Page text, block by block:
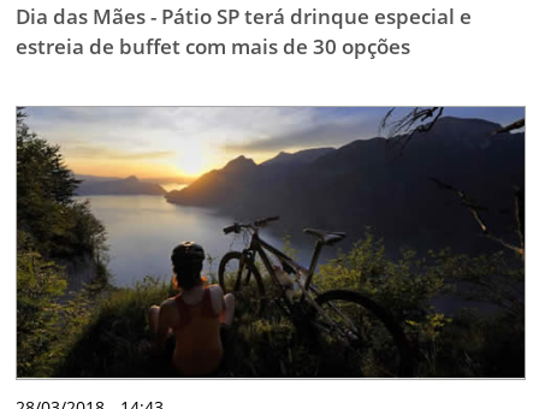
Dia das Mães - Pátio SP terá drinque especial e
estreia de buffet com mais de 30 opções